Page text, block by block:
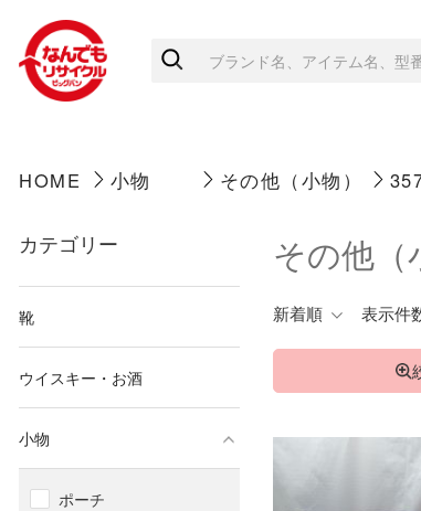
HOME 小物 その他（小物）
カテゴリー
靴
ウイスキー・お酒
小物
ポーチ
その他（
新着順 表示件